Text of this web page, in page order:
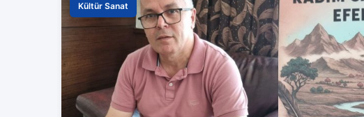
Kültür Sanat